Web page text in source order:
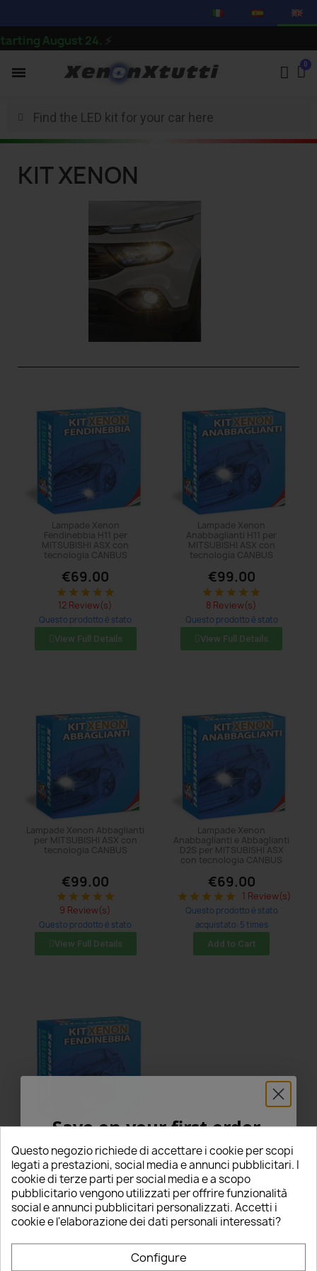
August 24.⚡
KIT XENON
Lampade Xenon
Fendinebbia H11 per
MITSUBISHI ASX con
tecnologia CANBUS
€69.00
star star star star star
12 Review(s)
Questo prodotto è stato
acquistato: 5 times
View Full Details
Lampade Xenon
Anabbaglianti H11 per
MITSUBISHI ASX con
tecnologia CANBUS
€99.00
star star star star star
8 Review(s)
Questo prodotto è stato
acquistato: 5 times
View Full Details
Lampade Xenon Abbaglianti
per MITSUBISHI ASX con
tecnologia CANBUS
€99.00
star star star star star
9 Review(s)
Questo prodotto è stato
acquistato: 8 times
View Full Details
Lampade Xenon
Anabbaglianti e Abbaglianti
D2S per MITSUBISHI ASX
con tecnologia CANBUS
€69.00
star star star star star 1 Review(s)
Questo prodotto è stato
acquistato: 5 times
Add to Cart
Fendinebbia H8 per
MITSUBISHI ASX con
tecnologia CANBUS
€69.00
starstarstar
5 Review(s)
Questo prodotto è stato
acquistato: 5 times
View Full Details
Questo negozio richiede di accettare i cookie per scopi
legati a prestazioni, social media e annunci pubblicitari. I
cookie di terze parti per social media e a scopo
pubblicitario vengono utilizzati per offrire funzionalità
social e annunci pubblicitari personalizzati. Accetti i
cookie e l'elaborazione dei dati personali interessati?
Configure
Save on your first order
5% FOR YOU!
Enter your email below to receive a5%
DISCOUNTon your first order!